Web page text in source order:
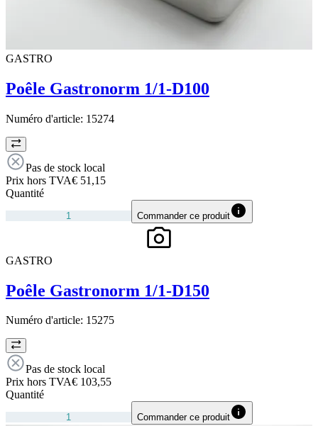
GASTRO
Poêle Gastronorm 1/1-D100
Numéro d'article: 15274
Pas de stock local
Prix hors TVA€ 51,15
Quantité
Commander ce produit
GASTRO
Poêle Gastronorm 1/1-D150
Numéro d'article: 15275
Pas de stock local
Prix hors TVA€ 103,55
Quantité
Commander ce produit